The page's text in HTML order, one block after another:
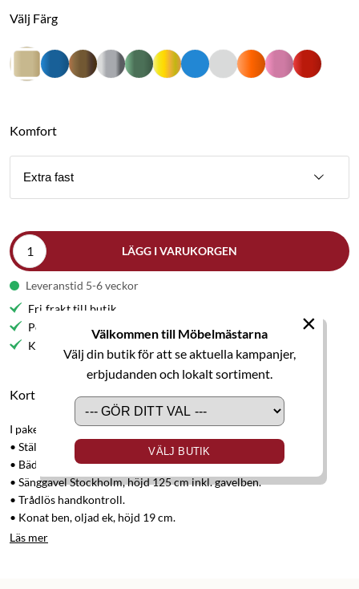
Välkommen till Möbelmästarna
Välj din butik för att se aktuella kampanjer,
erbjudanden och lokalt sortiment.
VÄLJ BUTIK
×
Välj Färg
Komfort
Extra fast
LÄGG I VARUKORGEN
Leveranstid 5-6 veckor
Fri frakt till butik
Personlig service
Kvalitetsmöbler
Kort produktbeskrivning
I paketet ingår:
• Ställbar säng Premium 90x210 cm.
• Bäddmadrass Premium 90x210 cm.
• Sänggavel Stockholm, höjd 125 cm inkl. gavelben.
• Trådlös handkontroll.
• Konat ben, oljad ek, höjd 19 cm.
Läs mer